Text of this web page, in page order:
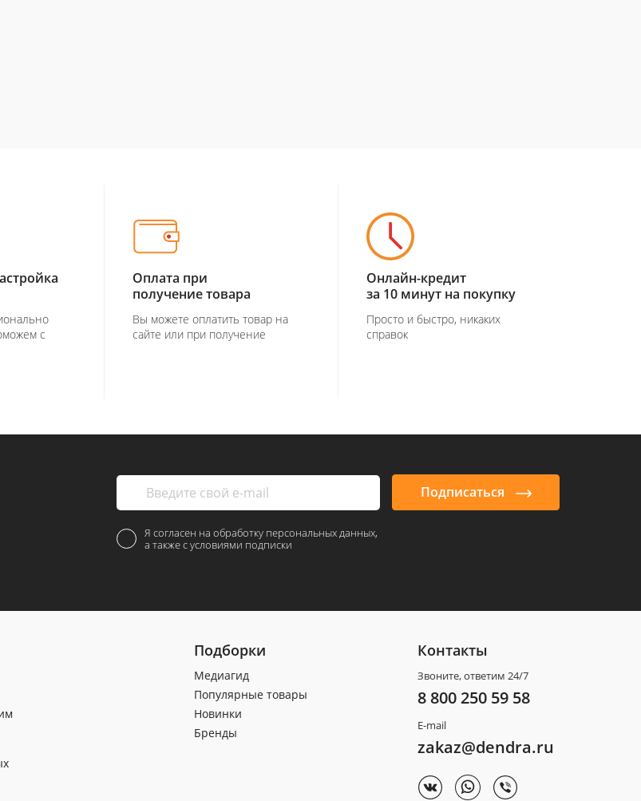
с
Оплата при
получение товара
Вы можете оплатить товар на
сайте или при получение
Онлайн-кредит
за 10 минут на покупку
Просто и быстро, никаких
справок
Подписаться
Я согласен на обработку персональных данных,
а также с условиями подписки
Подборки
Медиагид
Популярные товары
Новинки
Бренды
Контакты
Звоните, ответим 24/7
8 800 250 59 58
E-mail
zakaz@dendra.ru